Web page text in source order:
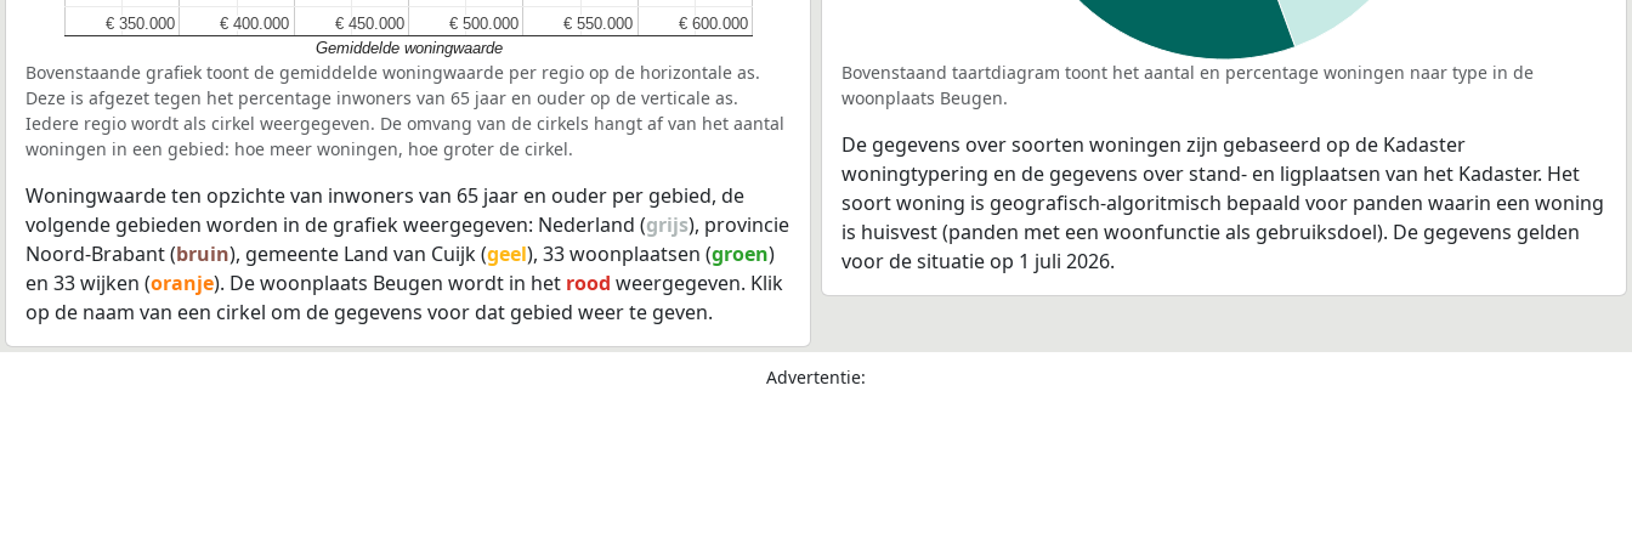
€ 350.000
€ 350.000 € 400.000
€ 400.000 € 450.000
€ 450.000 € 500.000
€ 500.000 € 550.000
€ 550.000 € 600.000
€ 600.000
Gemiddelde woningwaarde
Bovenstaande grafiek toont de gemiddelde woningwaarde per regio op de horizontale as.
Deze is afgezet tegen het percentage inwoners van 65 jaar en ouder op de verticale as.
Iedere regio wordt als cirkel weergegeven. De omvang van de cirkels hangt af van het aantal
woningen in een gebied: hoe meer woningen, hoe groter de cirkel.
Woningwaarde ten opzichte van inwoners van 65 jaar en ouder per gebied, de
volgende gebieden worden in de grafiek weergegeven: Nederland (grijs), provincie
Noord-Brabant (bruin), gemeente Land van Cuijk (geel), 33 woonplaatsen (groen)
en 33 wijken (oranje). De woonplaats Beugen wordt in het rood weergegeven. Klik
op de naam van een cirkel om de gegevens voor dat gebied weer te geven.
Bovenstaand taartdiagram toont het aantal en percentage woningen naar type in de
woonplaats Beugen.
De gegevens over soorten woningen zijn gebaseerd op de Kadaster
woningtypering en de gegevens over stand- en ligplaatsen van het Kadaster. Het
soort woning is geografisch-algoritmisch bepaald voor panden waarin een woning
is huisvest (panden met een woonfunctie als gebruiksdoel). De gegevens gelden
voor de situatie op 1 juli 2026.
Advertentie: